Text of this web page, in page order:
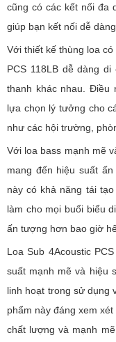
cũng có các kết nối đa
giúp bạn kết nối dễ
Với thiết kế thùng loa
PCS 118LB dễ dàng
thanh khác nhau. Điều
lựa chọn lý tưởng cho
như các hội trường,
Với loa bass mạnh mẽ
mang đến hiệu suất
này có khả năng tái
làm cho mọi buổi biểu
ấn tượng hơn bao giờ
Loa Sub 4Acoustic
suất mạnh mẽ và hiệu
linh hoạt trong sử dụng
phẩm này đáng xem
chất lượng và mạnh